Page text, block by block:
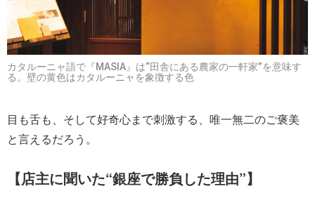
カタルーニャ語で『MASIA』は“田舎にある農家の一軒家”を意味す
る。壁の黄色はカタルーニャを象徴する色
目も舌も、そして好奇心まで刺激する、唯一無二のご褒美
と言えるだろう。
【店主に聞いた“銀座で勝負した理由”】